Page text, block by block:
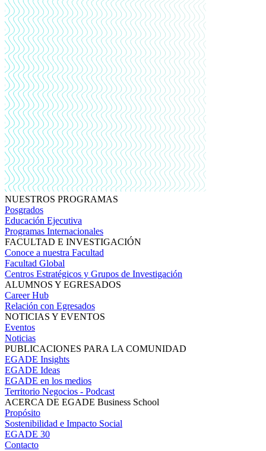
NUESTROS PROGRAMAS
Posgrados
Educación Ejecutiva
Programas Internacionales
FACULTAD E INVESTIGACIÓN
Conoce a nuestra Facultad
Facultad Global
Centros Estratégicos y Grupos de Investigación
ALUMNOS Y EGRESADOS
Career Hub
Relación con Egresados
NOTICIAS Y EVENTOS
Eventos
Noticias
PUBLICACIONES PARA LA COMUNIDAD
EGADE Insights
EGADE Ideas
EGADE en los medios
Territorio Negocios - Podcast
ACERCA DE EGADE Business School
Propósito
Sostenibilidad e Impacto Social
EGADE 30
Contacto